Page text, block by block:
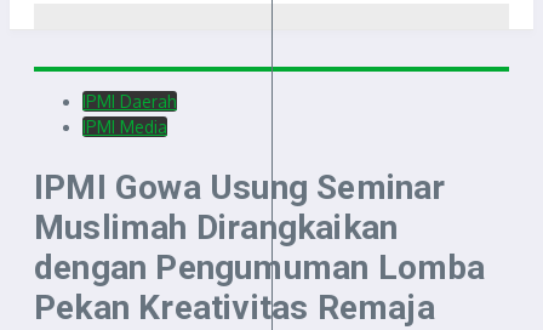
IPMI Daerah
IPMI Media
IPMI Gowa Usung Seminar
Muslimah Dirangkaikan
dengan Pengumuman Lomba
Pekan Kreativitas Remaja